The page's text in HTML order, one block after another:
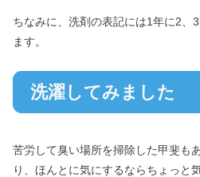
ちなみに、洗剤の表記には1年に2、
ます。
洗濯してみました
苦労して臭い場所を掃除した甲斐も
り、ほんとに気にするならちょっと